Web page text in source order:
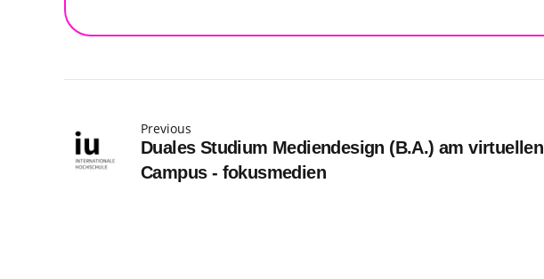
Previous
Duales Studium Mediendesign (B.A.) am virtuellen
Campus - fokusmedien